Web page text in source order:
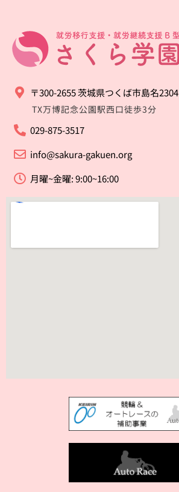
〒300-2655 茨城県つくば市島名2304
TX万博記念公園駅西口徒歩3分
029-875-3517
info@sakura-gakuen.org
月曜~金曜: 9:00~16:00